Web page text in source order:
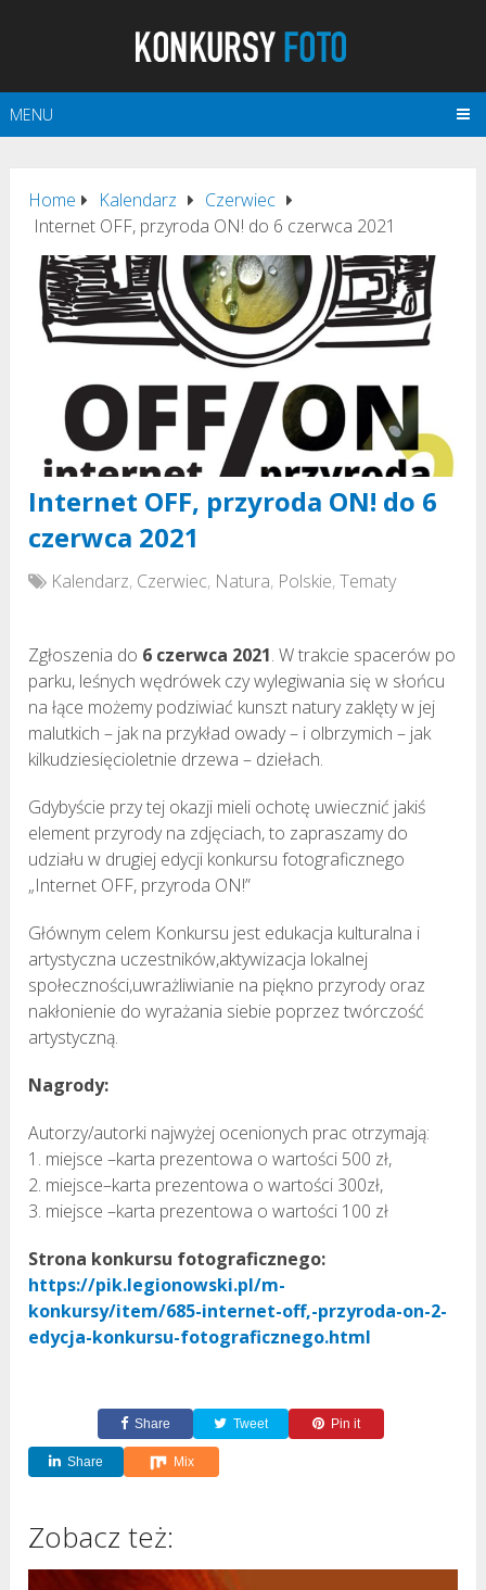
MENU
Home Kalendarz
Czerwiec
Internet OFF, przyroda ON! do 6 czerwca 2021
Internet OFF, przyroda ON! do 6
czerwca 2021
Kalendarz, Czerwiec, Natura, Polskie,Tematy
Zgłoszenia do 6 czerwca 2021. W trakcie spacerów po
parku, leśnych wędrówek czy wylegiwania się w słońcu
na łące możemy podziwiać kunszt natury zaklęty w jej
malutkich – jak na przykład owady – i olbrzymich – jak
kilkudziesięcioletnie drzewa – dziełach.
Gdybyście przy tej okazji mieli ochotę uwiecznić jakiś
element przyrody na zdjęciach, to zapraszamy do
udziału w drugiej edycji konkursu fotograficznego
„Internet OFF, przyroda ON!”
Głównym celem Konkursu jest edukacja kulturalna i
artystyczna uczestników,aktywizacja lokalnej
społeczności,uwrażliwianie na piękno przyrody oraz
nakłonienie do wyrażania siebie poprzez twórczość
artystyczną.
Nagrody:
Autorzy/autorki najwyżej ocenionych prac otrzymają:
1. miejsce –karta prezentowa o wartości 500 zł,
2. miejsce–karta prezentowa o wartości 300zł,
3. miejsce –karta prezentowa o wartości 100 zł
Strona konkursu fotograficznego:
https://pik.legionowski.pl/m-
konkursy/item/685-internet-off,-przyroda-on-2-
edycja-konkursu-fotograficznego.html
Share Tweet Pin it
Share Mix
Zobacz też: